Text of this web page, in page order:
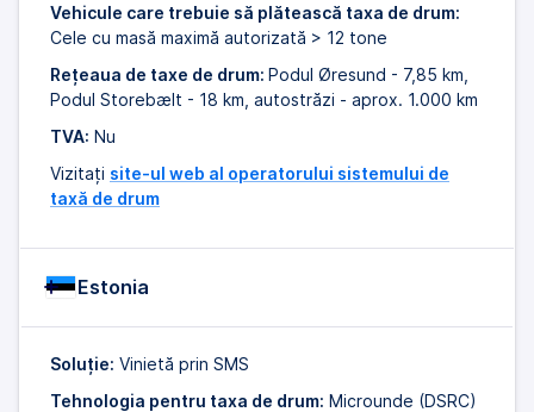
Vehicule care trebuie să plătească taxa de drum:
Cele cu masă maximă autorizată > 12 tone
Rețeaua de taxe de drum: Podul Øresund - 7,85 km,
Podul Storebælt - 18 km, autostrăzi - aprox. 1.000 km
TVA: Nu
Vizitați site-ul web al operatorului sistemului de
taxă de drum
Estonia
Soluție: Vinietă prin SMS
Tehnologia pentru taxa de drum: Microunde (DSRC)